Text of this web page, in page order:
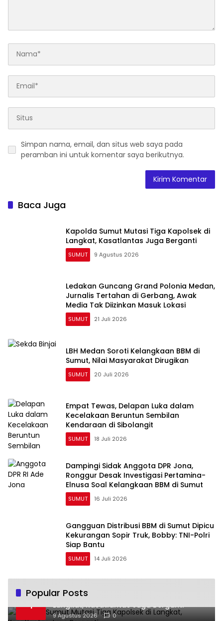
Simpan nama, email, dan situs web saya pada
peramban ini untuk komentar saya berikutnya.
Baca Juga
Kapolda Sumut Mutasi Tiga Kapolsek di
Langkat, Kasatlantas Juga Berganti
SUMUT 9 Agustus 2026
Ledakan Guncang Grand Polonia Medan,
Jurnalis Tertahan di Gerbang, Awak
Media Tak Diizinkan Masuk Lokasi
SUMUT 21 Juli 2026
LBH Medan Soroti Kelangkaan BBM di
Sumut, Nilai Masyarakat Dirugikan
SUMUT 20 Juli 2026
Empat Tewas, Delapan Luka dalam
Kecelakaan Beruntun Sembilan
Kendaraan di Sibolangit
SUMUT 18 Juli 2026
Dampingi Sidak Anggota DPR Jona,
Ronggur Desak Investigasi Pertamina-
Elnusa Soal Kelangkaan BBM di Sumut
SUMUT 16 Juli 2026
Gangguan Distribusi BBM di Sumut Dipicu
Kekurangan Sopir Truk, Bobby: TNI-Polri
Siap Bantu
SUMUT 14 Juli 2026
Popular Posts
1
Kapolda Sumut Mutasi Tiga Kapolsek di
Langkat, Kasatlantas Juga Berganti
9 Agustus 2026 0